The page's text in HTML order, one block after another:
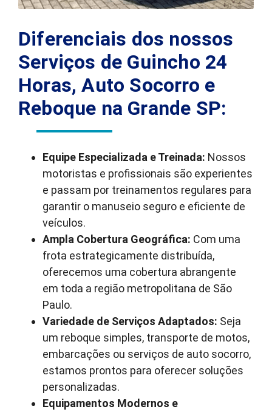
Diferenciais dos nossos
Serviços de Guincho 24
Horas, Auto Socorro e
Reboque na Grande SP:
Equipe Especializada e Treinada: Nossos
motoristas e profissionais são experientes
e passam por treinamentos regulares para
garantir o manuseio seguro e eficiente de
veículos.
Ampla Cobertura Geográfica: Com uma
frota estrategicamente distribuída,
oferecemos uma cobertura abrangente
em toda a região metropolitana de São
Paulo.
Variedade de Serviços Adaptados: Seja
um reboque simples, transporte de motos,
embarcações ou serviços de auto socorro,
estamos prontos para oferecer soluções
personalizadas.
Equipamentos Modernos e